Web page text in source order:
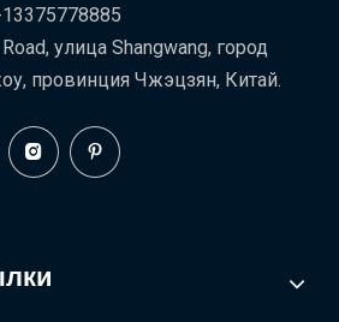
улица Shangwang, город
провинция Чжэцзян, Китай.